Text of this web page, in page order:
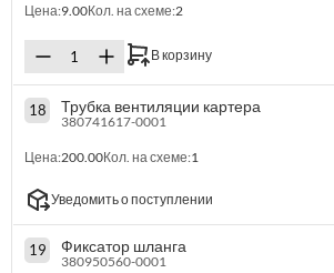
Цена:9.00Кол. на схеме:2
В корзину
18 Трубка вентиляции картера
380741617-0001
Цена:200.00Кол. на схеме:1
Уведомить о поступлении
19 Фиксатор шланга
380950560-0001